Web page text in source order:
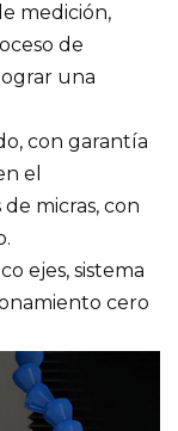
medición,
de
una
con garantía
el
micras, con
ejes, sistema
cero